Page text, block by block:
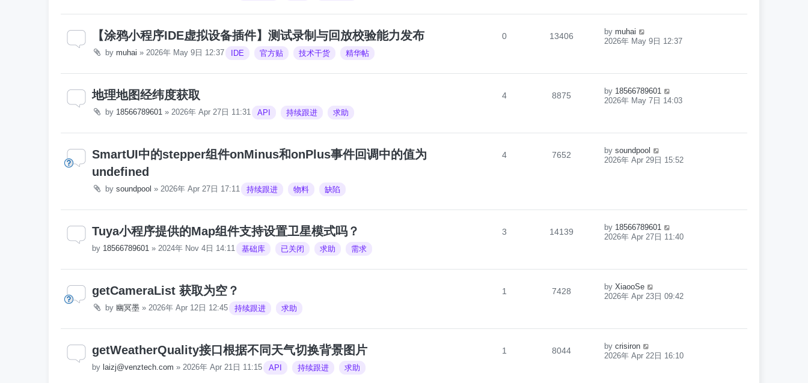
【涂鸦小程序IDE虚拟设备插件】测试录制与回放校验能力发布
by muhai » 2026年 May 9日 12:37 IDE 官方贴 技术干货 精华帖
0 13406 by muhai
2026年 May 9日 12:37
地理地图经纬度获取
by 18566789601 » 2026年 Apr 27日 11:31 API 持续跟进 求助
4 8875 by 18566789601
2026年 May 7日 14:03
SmartUI中的stepper组件onMinus和onPlus事件回调中的值为
undefined
by soundpool » 2026年 Apr 27日 17:11 持续跟进 物料 缺陷
4 7652 by soundpool
2026年 Apr 29日 15:52
Tuya小程序提供的Map组件支持设置卫星模式吗？
by 18566789601 » 2024年 Nov 4日 14:11 基础库 已关闭 求助 需求
3 14139 by 18566789601
2026年 Apr 27日 11:40
getCameraList 获取为空？
by 幽冥墨 » 2026年 Apr 12日 12:45 持续跟进 求助
1 7428 by XiaooSe
2026年 Apr 23日 09:42
getWeatherQuality接口根据不同天气切换背景图片
by laizj@venztech.com » 2026年 Apr 21日 11:15 API 持续跟进 求助
1 8044 by crisiron
2026年 Apr 22日 16:10